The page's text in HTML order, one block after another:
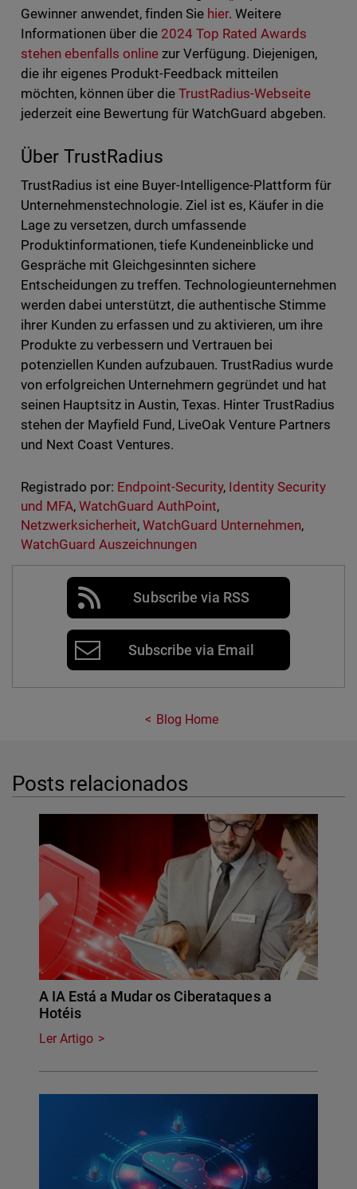
Gewinner anwendet, finden Siehier. Weitere
Informationen über die 2024 Top Rated Awards
stehen ebenfalls onlinezur Verfügung. Diejenigen,
die ihr eigenes Produkt-Feedback mitteilen
möchten, können über die TrustRadius-Webseite
jederzeit eine Bewertung für WatchGuard abgeben.
Über TrustRadius
TrustRadius ist eine Buyer-Intelligence-Plattform für
Unternehmenstechnologie. Ziel ist es, Käufer in die
Lage zu versetzen, durch umfassende
Produktinformationen, tiefe Kundeneinblicke und
Gespräche mit Gleichgesinnten sichere
Entscheidungen zu treffen. Technologieunternehmen
werden dabei unterstützt, die authentische Stimme
ihrer Kunden zu erfassen und zu aktivieren, um ihre
Produkte zu verbessern und Vertrauen bei
potenziellen Kunden aufzubauen. TrustRadius wurde
von erfolgreichen Unternehmern gegründet und hat
seinen Hauptsitz in Austin, Texas. Hinter TrustRadius
stehen der Mayfield Fund, LiveOak Venture Partners
und Next Coast Ventures.
Registrado por: Endpoint-Security, Identity Security
und MFA, WatchGuard AuthPoint,
Netzwerksicherheit, WatchGuard Unternehmen,
WatchGuard Auszeichnungen
Subscribe via RSS
Subscribe via Email
Blog Home
Posts relacionados
A IA Está a Mudar os Ciberataques a
Hotéis
Ler Artigo